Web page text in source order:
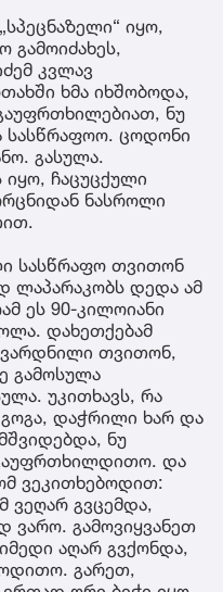
იყო,
გამოიძახეს,
კვლავ
ხმა იხშობოდა,
ნუ
სასწრაფოო. ცოდონი
გასულა.
იყო, ჩაცუცქული
ნასროლი
სასწრაფო თვითონ
ლაპარაკობს დედა ამ
ეს 90-კილოიანი
დახეთქებამ
თვითონ,
გამოსულა
უკითხავს, რა
დაჭრილი ხარ და
ნუ
და
ვეკითხებოდით:
ვეღარ გვცემდა,
ვარო. გამოვიყვანეთ
აღარ გვქონდა,
გარეთ,